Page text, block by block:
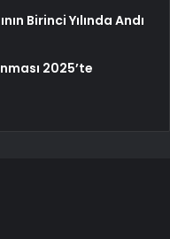
Birinci Yılında Andı
2025’te